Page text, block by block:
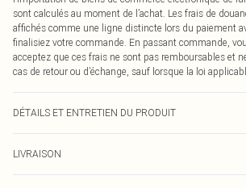
sont calculés au moment de l’achat. Les frais de
affichés comme une ligne distincte lors du paiement
finalisiez votre commande. En passant commande,
acceptez que ces frais ne sont pas remboursables et
cas de retour ou d’échange, sauf lorsque la loi
DÉTAILS ET ENTRETIEN DU PRODUIT
peut déteindre.
LIVRAISON